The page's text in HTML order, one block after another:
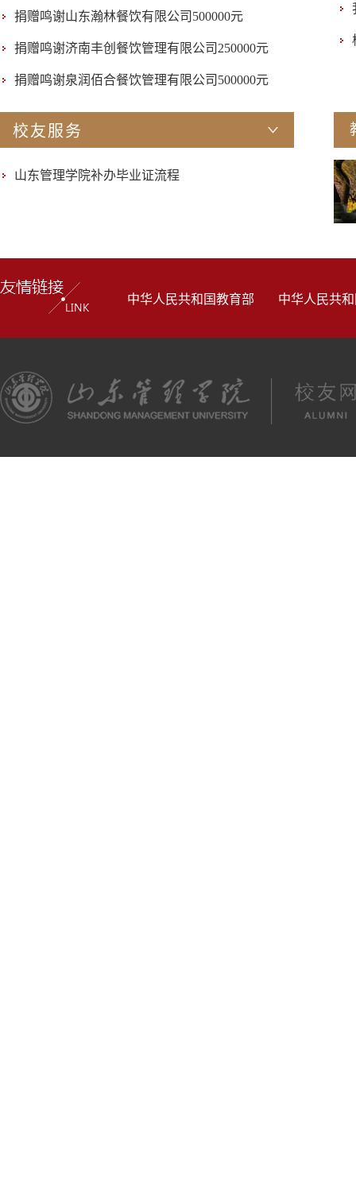
捐赠鸣谢山东瀚林餐饮有限公司500000元
捐赠鸣谢济南丰创餐饮管理有限公司250000元
捐赠鸣谢泉润佰合餐饮管理有限公司500000元
校友服务
山东管理学院补办毕业证流程
中华人民共和国教育部 中华人民共